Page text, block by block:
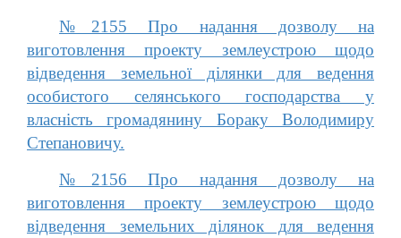
№2155 Про надання дозволу на
виготовлення проекту землеустрою щодо
відведення земельної ділянки для ведення
особистого селянського господарства у
власність громадянину Бораку Володимиру
Степановичу.
№2156 Про надання дозволу на
виготовлення проекту землеустрою щодо
відведення земельних ділянок для ведення